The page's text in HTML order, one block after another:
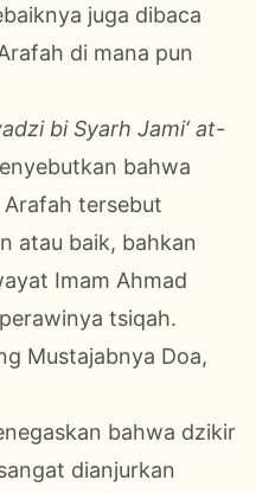
juga dibaca
di mana pun
bi Syarh Jami‘ at-
bahwa
tersebut
atau baik, bahkan
Imam Ahmad
tsiqah.
Mustajabnya Doa,
bahwa dzikir
dianjurkan